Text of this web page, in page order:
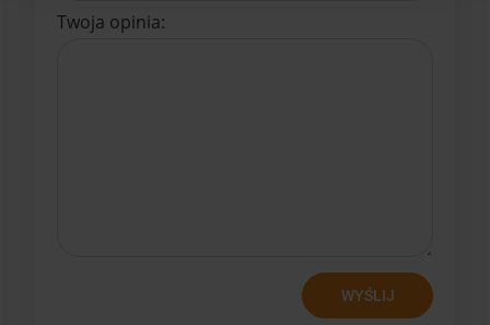
Twoja opinia:
WYŚLIJ